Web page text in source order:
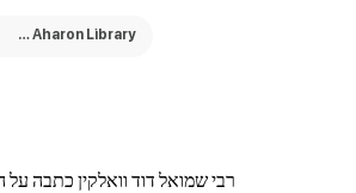
רבי שמואל דוד וואלקין כתבה על